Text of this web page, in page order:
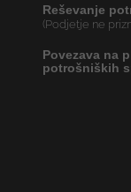
Reševanje
(Podjetje ne
Povezava na
potrošniških